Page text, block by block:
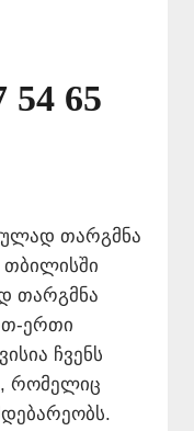
54 65
თარგმნა
თარგმნა
ერთი
ჩვენს
რომელიც